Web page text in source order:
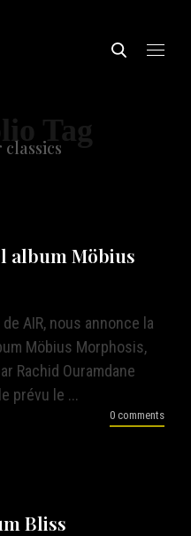
Tag
album Möbius
AIR, nous annonce la
Möbius Morphosis,
Rachid Ouramdane
prévu le ...
0 comments
Bliss